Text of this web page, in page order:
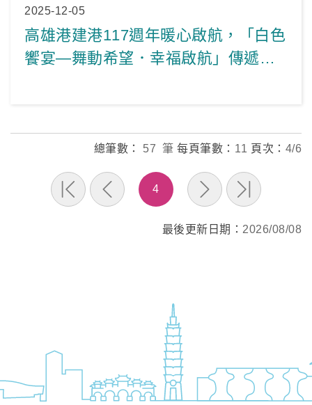
2025-12-05
高雄港建港117週年暖心啟航，「白色
饗宴—舞動希望．幸福啟航」傳遞生
總筆數： 57 筆 每頁筆數： 11 頁次： 4/6
4
最後更新日期： 2026/08/08